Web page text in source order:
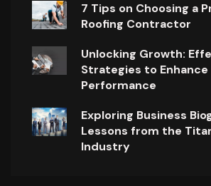
7 Tips on Choosing a
Roofing Contractor
Unlocking Growth:
Strategies to Enhance
Performance
Exploring Business
Lessons from the
Industry